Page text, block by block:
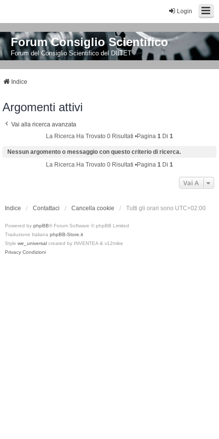
Login
Forum Consiglio Scientifico
Forum del Consiglio Scientifico del DIITET
Indice
Argomenti attivi
Vai alla ricerca avanzata
La Ricerca Ha Trovato 0 Risultati •Pagina 1 Di 1
Nessun argomento o messaggio con questo criterio di ricerca.
La Ricerca Ha Trovato 0 Risultati •Pagina 1 Di 1
Vai A
Indice Contattaci Cancella cookie Tutti gli orari sono UTC+02:00
Powered by phpBB® Forum Software © phpBB Limited
Traduzione Italiana phpBB-Store.it
Style we_universal created by INVENTEA & v12mike
Privacy Condizioni